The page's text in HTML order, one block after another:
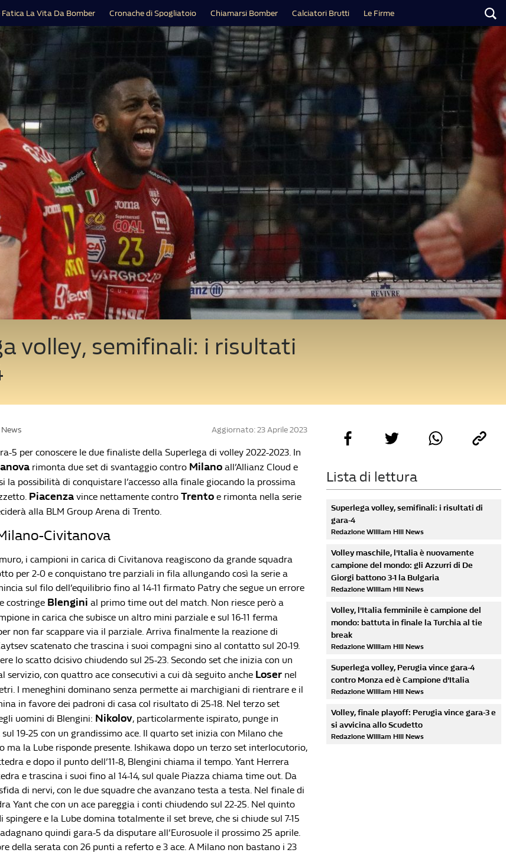
Fatica La Vita Da Bomber Cronache di Spogliatoio Chiamarsi Bomber Calciatori Brutti Le Firme
volley, semifinali: i risultati
Aggiornato: 23 Aprile 2023
5 per conoscere le due finaliste della Superlega di volley 2022-2023. In
rimonta due set di svantaggio contro Milano all’Allianz Cloud e
la possibilità di conquistare l’accesso alla finale giocando la prossima
Piacenza vince nettamente contro Trento e rimonta nella serie
alla BLM Group Arena di Trento.
Civitanova
i campioni in carica di Civitanova reagiscono da grande squadra
per 2-0 e conquistano tre parziali in fila allungando così la serie a
sul filo dell’equilibrio fino al 14-11 firmato Patry che segue un errore
costringe Blengini al primo time out del match. Non riesce però a
in carica che subisce un altro mini parziale e sul 16-11 ferma
non far scappare via il parziale. Arriva finalmente la reazione di
scatenato che trascina i suoi compagni sino al contatto sul 20-19.
lo scatto dcisivo chiudendo sul 25-23. Secondo set che inizia con un
servizio, con quattro ace consecutivi a cui dà seguito anche Loser nel
I meneghini dominano senza permette ai marchigiani di rientrare e il
in favore dei padroni di casa col risultato di 25-18. Nel terzo set
uomini di Blengini: Nikolov, particolarmente ispirato, punge in
19-25 con un grandissimo ace. Il quarto set inizia con Milano che
ma la Lube risponde presente. Ishikawa dopo un terzo set interlocutorio,
e dopo il punto dell’11-8, Blengini chiama il tempo. Yant Herrera
e trascina i suoi fino al 14-14, sul quale Piazza chiama time out. Da
di nervi, con le due squadre che avanzano testa a testa. Nel finale di
Yant che con un ace pareggia i conti chiudendo sul 22-25. Nel quinto
spingere e la Lube domina totalmente il set breve, che si chiude sul 7-15
quindi gara-5 da disputare all’Eurosuole il prossimo 25 aprile.
della serata con 26 punti a referto e 3 ace. A Milano non bastano i 23
Lista di lettura
Superlega volley, semifinali: i risultati di
gara-4
Redazione William Hill News
Volley maschile, l'Italia è nuovamente
campione del mondo: gli Azzurri di De
Giorgi battono 3-1 la Bulgaria
Redazione William Hill News
Volley, l'Italia femminile è campione del
mondo: battuta in finale la Turchia al tie
break
Redazione William Hill News
Superlega volley, Perugia vince gara-4
contro Monza ed è Campione d'Italia
Redazione William Hill News
Volley, finale playoff: Perugia vince gara-3 e
si avvicina allo Scudetto
Redazione William Hill News